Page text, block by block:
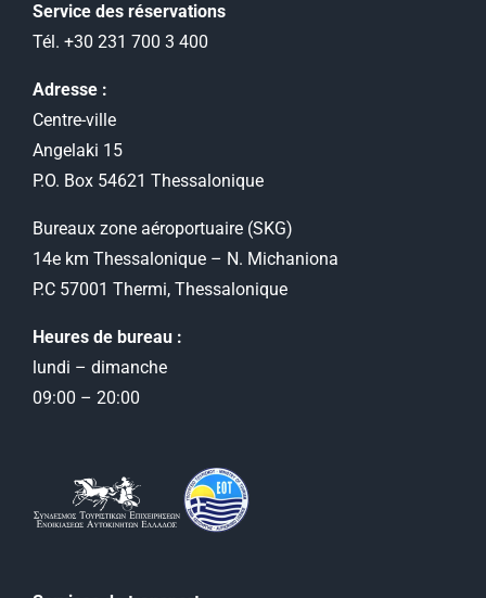
Service des réservations
Tél. +30 231 700 3 400
Adresse :
Centre-ville
Angelaki 15
P.O. Box 54621 Thessalonique
Bureaux zone aéroportuaire (SKG)
14e km Thessalonique – N. Michaniona
P.C 57001 Thermi, Thessalonique
Heures de bureau :
lundi – dimanche
09:00 – 20:00